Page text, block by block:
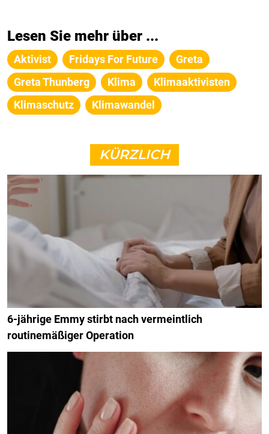
Lesen Sie mehr über ...
Aktivist Fridays For Future
Greta
Greta Thunberg
Klima
Klimaaktivisten
Klimaschutz
Klimawandel
KÜRZLICH
6-jährige Emmy stirbt nach vermeintlich
routinemäßiger Operation